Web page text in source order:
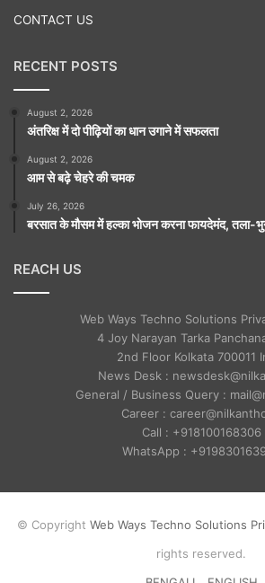
CONTACT US
RECENT POSTS
August 2, 2026
अंतरिक्ष में दो पीढ़ियों का धान उगाने में सफलता
August 2, 2026
आम से बढ़े चेहरे की चमक
July 26, 2026
बरसात के मौसम में हल्का भोजन करना फायदेमंद, तला-
REACH US
Web Ways Techno Solutions
4 Joy Narayan Tarka
2nd Floor Kolkata 700011
News Desk :
General / Business Query :
Career :
Call : +918100168306
WhatsApp :
© Copyright Web Ways Techno Solutions
rights reserved.